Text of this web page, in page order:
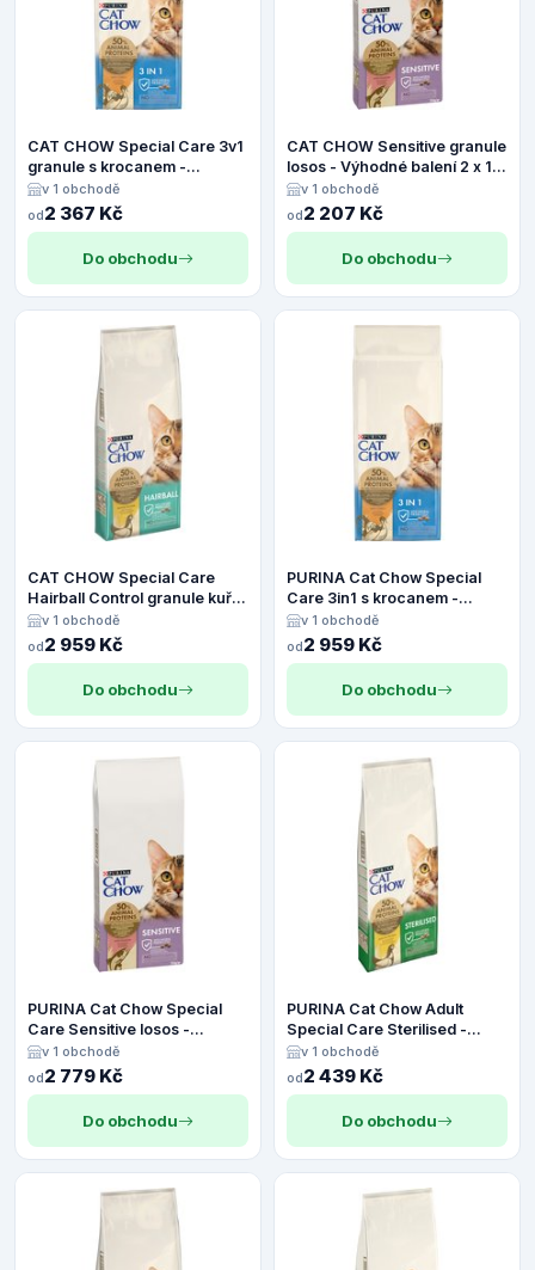
CAT CHOW Special Care 3v1
granule s krocanem -
Výhodné balení 2 x 15 kg
v 1 obchodě
od2 367 Kč
Do obchodu
CAT CHOW Sensitive granule
losos - Výhodné balení 2 x 15
kgv 1 obchodě
od2 207 Kč
Do obchodu
CAT CHOW Special Care
Hairball Control granule kuře
- Výhodné balení 2 x 15 kg
v 1 obchodě
od2 959 Kč
Do obchodu
PURINA Cat Chow Special
Care 3in1 s krocanem -
Výhodné balení 2 x 15 kg
v 1 obchodě
od2 959 Kč
Do obchodu
PURINA Cat Chow Special
Care Sensitive losos -
Výhodné balení 2 x 15 kg
v 1 obchodě
od2 779 Kč
Do obchodu
PURINA Cat Chow Adult
Special Care Sterilised -
Výhodné balení 2 x 15 kg
v 1 obchodě
od2 439 Kč
Do obchodu